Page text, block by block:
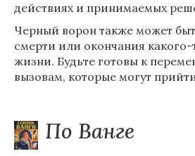
действиях и принимаемых
Черный ворон также может
смерти или окончания какого-
жизни. Будьте готовы к
вызовам, которые могут
По Ванге